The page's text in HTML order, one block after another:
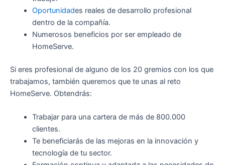
Oportunidades reales de desarrollo profesional
dentro de la compañía.
Numerosos beneficios por ser empleado de
HomeServe.
Si eres profesional de alguno de los 20 gremios con los que
trabajamos, también queremos que te unas al reto
HomeServe. Obtendrás:
Trabajar para una cartera de más de 800.000
clientes.
Te beneficiarás de las mejoras en la innovación y
tecnología de tu sector.